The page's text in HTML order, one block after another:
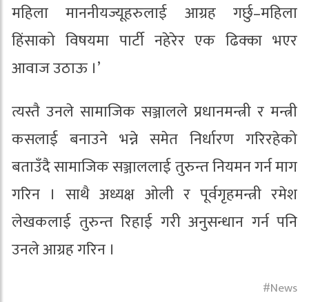
महिला माननीयज्यूहरुलाई आग्रह गर्छु–महिला
हिंसाको विषयमा पार्टी नहेरेर एक ढिक्का भएर
आवाज उठाऊ ।’
त्यस्तै उनले सामाजिक सञ्जालले प्रधानमन्त्री र मन्त्री
कसलाई बनाउने भन्ने समेत निर्धारण गरिरहेको
बताउँदै सामाजिक सञ्जाललाई तुरुन्त नियमन गर्न माग
गरिन । साथै अध्यक्ष ओली र पूर्वगृहमन्त्री रमेश
लेखकलाई तुरुन्त रिहाई गरी अनुसन्धान गर्न पनि
उनले आग्रह गरिन ।
News